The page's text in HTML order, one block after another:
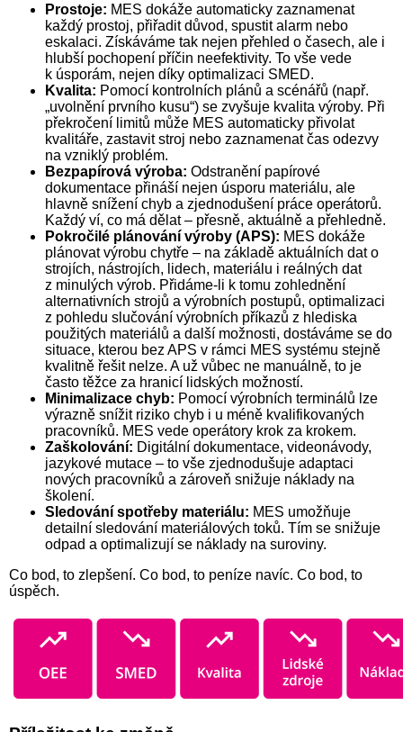
Prostoje: MES dokáže automaticky zaznamenat
každý prostoj, přiřadit důvod, spustit alarm nebo
eskalaci. Získáváme tak ne­jen přehled o časech, ale i
hlubší pochopení příčin neefektivity. To vše vede
k úsporám, nejen díky optimalizaci SMED.
Kvalita: Pomocí kontrolních plánů a scénářů (např.
„uvolnění prvního kusu“) se zvyšuje kvalita výroby. Při
překročení limitů může MES automaticky přivolat
kvalitáře, zastavit stroj nebo zaznamenat čas odezvy
na vzniklý problém.
Bezpapírová výroba: Odstranění papírové
dokumentace přináší nejen úsporu materiálu, ale
hlavně snížení chyb a zjednodušení práce operátorů.
Každý ví, co má dělat – přesně, aktuálně a přehledně.
Pokročilé plánování výroby (APS): MES dokáže
plánovat výrobu chytře – na základě aktuálních dat o
strojích, nástrojích, lidech, materiálu i reálných dat
z minulých výrob. Přidáme-li k tomu zohlednění
alternativních strojů a výrobních postupů, optimalizaci
z pohledu slučování výrobních příkazů z hlediska
použitých materiálů a další možnosti, dostáváme se do
situace, kterou bez APS v rámci MES systému stejně
kvalitně řešit nelze. A už vůbec ne manuálně, to je
často těžce za hranicí lidských možností.
Minimalizace chyb: Pomocí výrobních terminálů lze
výrazně snížit riziko chyb i u méně kvalifikovaných
pracovníků. MES vede operátory krok za krokem.
Zaškolování: Digitální dokumentace, videonávody,
jazykové mutace – to vše zjednodušuje adaptaci
nových pracovníků a zároveň snižuje náklady na
školení.
Sledování spotřeby materiálu: MES umožňuje
detailní sledování materiálových toků. Tím se snižuje
odpad a optimalizují se náklady na suroviny.
Co bod, to zlepšení. Co bod, to peníze navíc. Co bod, to
úspěch.